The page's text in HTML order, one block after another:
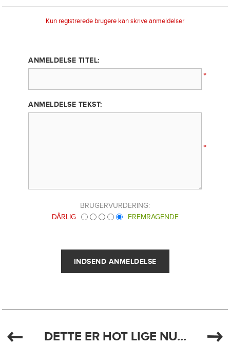
Kun registrerede brugere kan skrive anmeldelser
ANMELDELSE TITEL:
*
ANMELDELSE TEKST:
*
BRUGERVURDERING:
DÅRLIG
FREMRAGENDE
DETTE ER HOT LIGE NU...